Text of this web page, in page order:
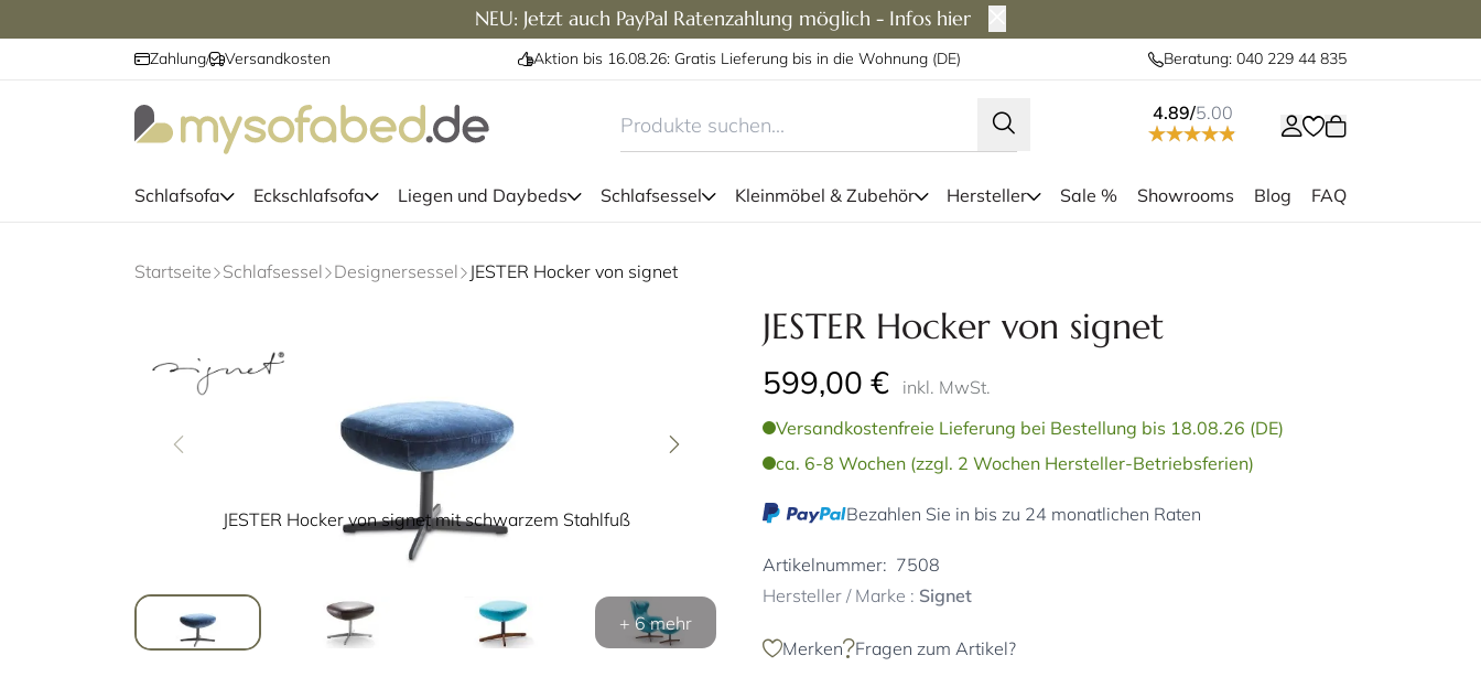
NEU: Jetzt auch PayPal Ratenzahlung möglich - Infos hier
Zahlung/ Versandkosten Aktion bis 16.08.26: Gratis Lieferung bis in die Wohnung (DE) Beratung: 040 229 44 835
4.89/5.00
Schlafsofa Eckschlafsofa Liegen und Daybeds Schlafsessel Kleinmöbel & Zubehör Hersteller Sale % Showrooms Blog FAQ
Startseite Schlafsessel Designersessel JESTER Hocker von signet
JESTER Hocker von signet mit schwarzem Stahlfuß
+ 6 mehr
JESTER Hocker von signet
599,00 €
inkl. MwSt.
Versandkostenfreie Lieferung bei Bestellung bis 18.08.26 (DE)
ca. 6-8 Wochen (zzgl. 2 Wochen Hersteller-Betriebsferien)
Bezahlen Sie in bis zu 24 monatlichen Raten
Artikelnummer: 7508
Hersteller / Marke : Signet
Merken Fragen zum Artikel?